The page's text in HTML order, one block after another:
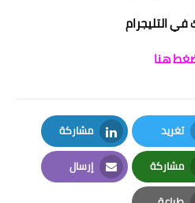
في التليجرام
هنا
تغريد
Twitter
مشاركة
LinkedIn
مشاركة
Whatsapp
إرسال
Email